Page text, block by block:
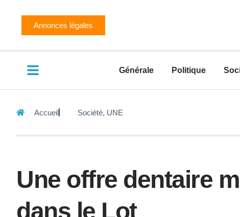
Annonces légales
Générale Politique
Accueil Société, UNE
Une offre dentaire
dans le Lot